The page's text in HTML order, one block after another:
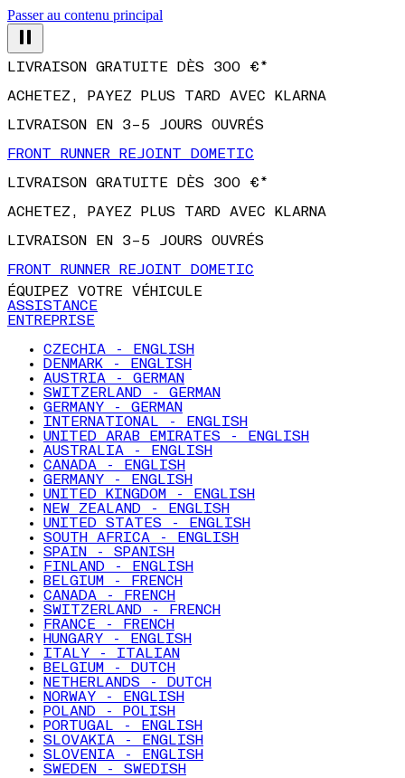
Passer au contenu principal
ACHETEZ, PAYEZ PLUS TARD AVEC KLARNA
LIVRAISON EN 3–5 JOURS OUVRÉS
FRONT RUNNER REJOINT DOMETIC
LIVRAISON GRATUITE DÈS 300 €*
ACHETEZ, PAYEZ PLUS TARD AVEC KLARNA
LIVRAISON EN 3–5 JOURS OUVRÉS
FRONT RUNNER REJOINT DOMETIC
ÉQUIPEZ VOTRE VÉHICULE
ASSISTANCE
ENTREPRISE
CZECHIA - ENGLISH
DENMARK - ENGLISH
AUSTRIA - GERMAN
SWITZERLAND - GERMAN
GERMANY - GERMAN
INTERNATIONAL - ENGLISH
UNITED ARAB EMIRATES - ENGLISH
AUSTRALIA - ENGLISH
CANADA - ENGLISH
GERMANY - ENGLISH
UNITED KINGDOM - ENGLISH
NEW ZEALAND - ENGLISH
UNITED STATES - ENGLISH
SOUTH AFRICA - ENGLISH
SPAIN - SPANISH
FINLAND - ENGLISH
BELGIUM - FRENCH
CANADA - FRENCH
SWITZERLAND - FRENCH
FRANCE - FRENCH
HUNGARY - ENGLISH
ITALY - ITALIAN
BELGIUM - DUTCH
NETHERLANDS - DUTCH
NORWAY - ENGLISH
POLAND - POLISH
PORTUGAL - ENGLISH
SLOVAKIA - ENGLISH
SLOVENIA - ENGLISH
SWEDEN - SWEDISH